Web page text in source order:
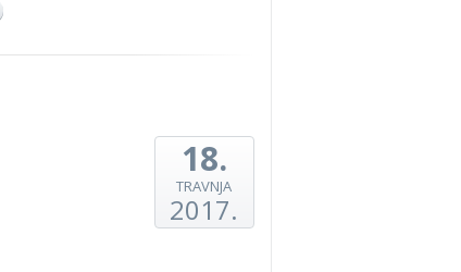
18.
TRAVNJA
2017.